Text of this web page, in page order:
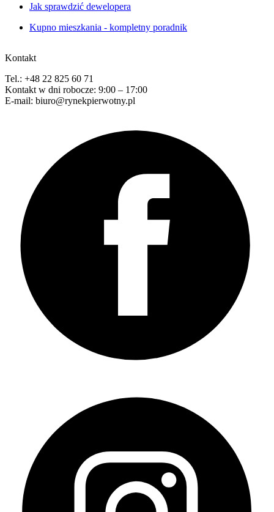
Jak sprawdzić dewelopera
Kupno mieszkania - kompletny poradnik
Kontakt
Tel.: +48 22 825 60 71
Kontakt w dni robocze: 9:00 – 17:00
E-mail: biuro@rynekpierwotny.pl